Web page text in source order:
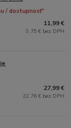
/ dostupnosť"
11,99 €
9,75 € bez DPH
27,99 €
22,76 € bez DPH